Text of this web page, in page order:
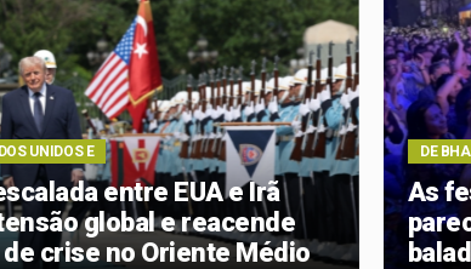
UNIDOS E
entre EUA e Irã
global e reacende
crise no Oriente Médio
DE
As